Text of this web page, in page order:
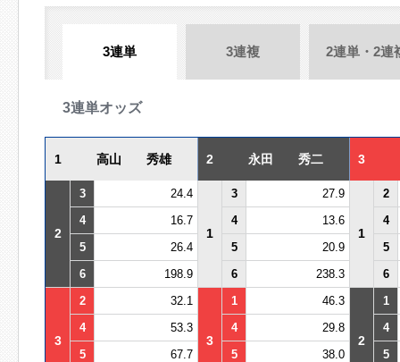
3連単 3連複 2連単・2連
3連単オッズ
1 高山 秀雄 2 永田 秀二 3
2
3 24.4
1
3 27.9
1
2
4
16.7 4 13.6
4
5
26.4 5 20.9
5
6
198.9 6 238.3 6
3
2 32.1
3
1 46.3
2
1
4
53.3 4 29.8
4
5
67.7 5 38.0
5